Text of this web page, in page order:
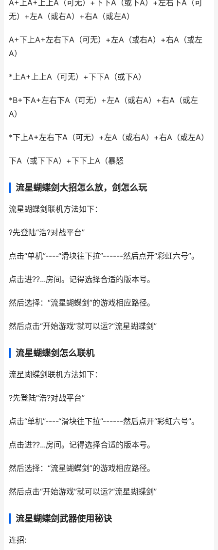
A+上A+上上A（可无）+下下A（或下A）+左右下A（可
无）+左A（或右A）+右A（或左A）
A+下上A+左右下A（可无）+左A（或右A）+右A（或左
A）
*上A+上上A（可无）+下下A（或下A）
*B+下A+左右下A（可无）+左A（或右A）+右A（或左
A）
*下上A+左右下A（可无）+左A（或右A）+右A（或左A）
下A（或下下A）+下下上A（暴怒
流星蝴蝶剑大招怎么放，剑怎么玩
流星蝴蝶剑联机方法如下：
?先登陆“浩?对战平台”
点击“单机”----“滑块往下拉”------然后点开“彩虹六号”。
点击进??...房间。记得选择合适的版本号。
然后选择：“流星蝴蝶剑”的游戏相应路径。
然后点击“开始游戏”就可以运?“流星蝴蝶剑”
流星蝴蝶剑怎么联机
流星蝴蝶剑联机方法如下：
?先登陆“浩?对战平台”
点击“单机”----“滑块往下拉”------然后点开“彩虹六号”。
点击进??...房间。记得选择合适的版本号。
然后选择：“流星蝴蝶剑”的游戏相应路径。
然后点击“开始游戏”就可以运?“流星蝴蝶剑”
流星蝴蝶剑武器使用秘诀
连招: